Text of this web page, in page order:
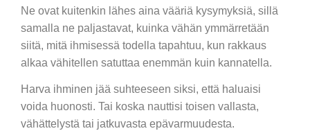
Ne ovat kuitenkin lähes aina vääriä kysymyksiä, sillä
samalla ne paljastavat, kuinka vähän ymmärretään
siitä, mitä ihmisessä todella tapahtuu, kun rakkaus
alkaa vähitellen satuttaa enemmän kuin kannatella.
Harva ihminen jää suhteeseen siksi, että haluaisi
voida huonosti. Tai koska nauttisi toisen vallasta,
vähättelystä tai jatkuvasta epävarmuudesta.